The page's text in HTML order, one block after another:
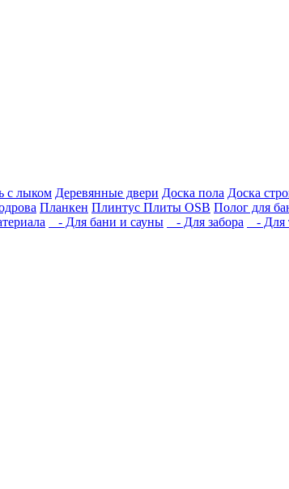
с лыком Деревянные двери Доска пола Доска
Планкен Плинтус Плиты OSB Полог для
- Для бани и сауны - Для забора - Для